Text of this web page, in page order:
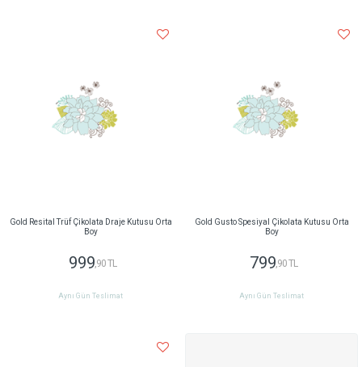
Gold Resital Trüf Çikolata Draje Kutusu Orta
Boy
999,90 TL
Aynı Gün Teslimat
Gold Gusto Spesiyal Çikolata Kutusu Orta
Boy
799,90 TL
Aynı Gün Teslimat